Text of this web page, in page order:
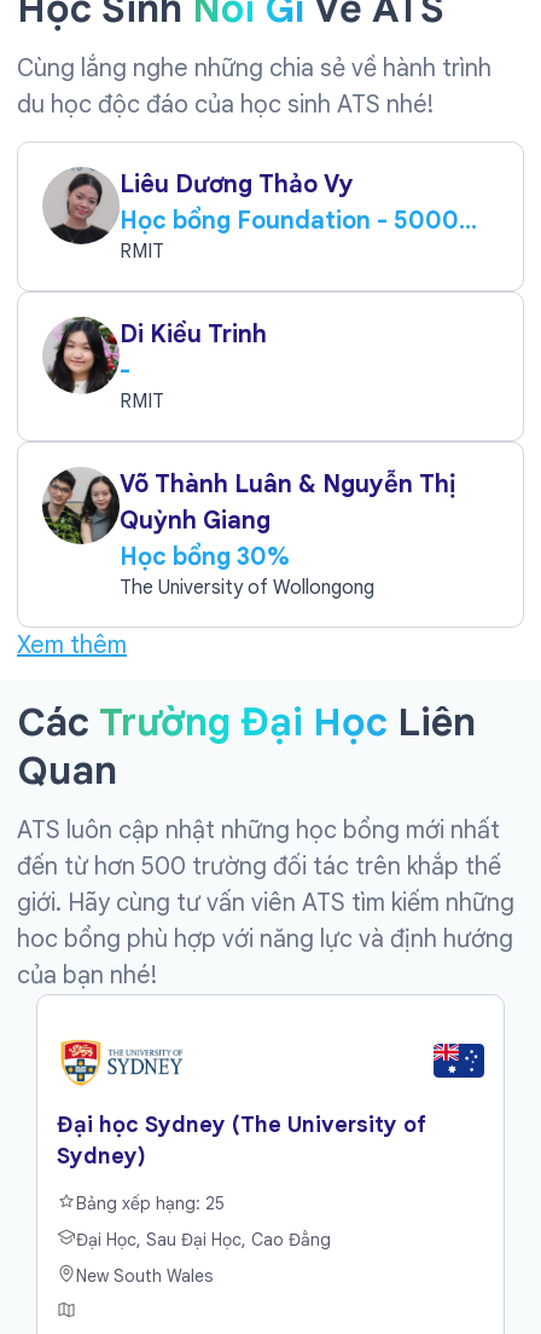
Cùng lắng nghe những chia sẻ về hành trình
du học độc đáo của học sinh ATS nhé!
Liêu Dương Thảo Vy
Học bổng Foundation - 5000
AUD
RMIT
Di Kiều Trinh
-
RMIT
Võ Thành Luân & Nguyễn Thị
Quỳnh Giang
Học bổng 30%
The University of Wollongong
Xem thêm
Các Trường Đại Học Liên
Quan
ATS luôn cập nhật những học bổng mới nhất
đến từ hơn 500 trường đối tác trên khắp thế
giới. Hãy cùng tư vấn viên ATS tìm kiếm những
hoc bổng phù hợp với năng lực và định hướng
của bạn nhé!
Đại học Sydney (The University of
Sydney)
Bảng xếp hạng: 25
Đại Học, Sau Đại Học, Cao Đẳng
New South Wales